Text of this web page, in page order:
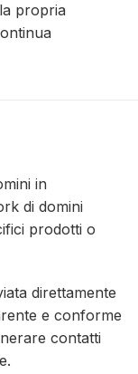
propria
in
di domini
prodotti o
direttamente
e conforme
contatti